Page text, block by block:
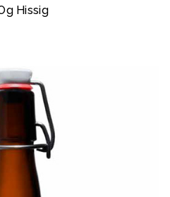
Hissig